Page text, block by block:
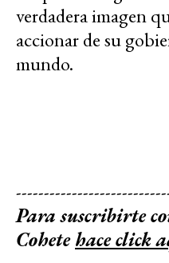
verdadera imagen
accionar de su
mundo.
Para suscribirte
Cohetehace click